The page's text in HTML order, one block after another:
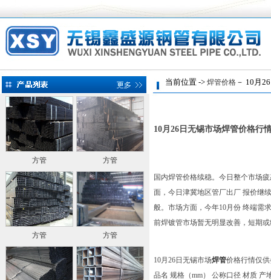
方管 方管
方管 方管
当前位置 -> 焊管价格 － 10月
10月26日无锡市场焊管价格行
国内焊管价格续稳。今日整个市场
面，今日津冀地区管厂出厂 报价继
般。市场方面，今年10月份 终端需
前焊镀管市场暂无明显改善，短期
10月26日无锡市场焊管价格行情仅
品名 规格（mm） 公称口径 材质 产